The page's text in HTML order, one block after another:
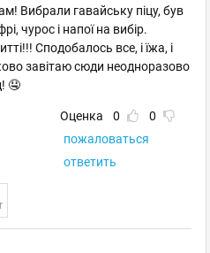
Вибрали гавайську піцу, був
чурос і напої на вибір.
Сподобалось все, і їжа, і
завітаю сюди неодноразово
🤤
Оценка 0
0
пожаловаться
ответить